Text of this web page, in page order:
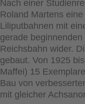
Nach einer
Roland Martens
Liliputbahnen mit
gerade
Reichsbahn wider.
gebaut. Von 1925
Maffei) 15
Bau von
mit gleicher